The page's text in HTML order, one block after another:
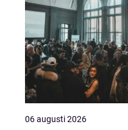
06 augusti 2026